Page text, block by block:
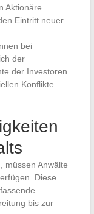
Aktionäre
Eintritt neuer
bei
der
der Investoren.
Konflikte
müssen Anwälte
Diese
bis zur